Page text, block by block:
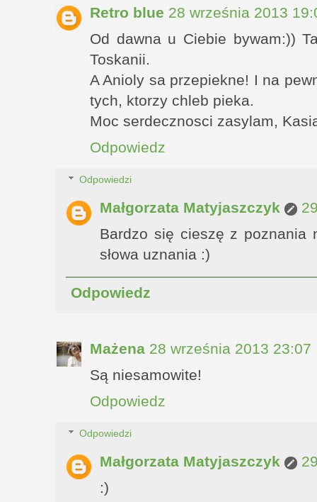
Retro blue 28 września 2013
Od dawna u Ciebie bywam:))
Toskanii.
A Anioly sa przepiekne! I na
tych, ktorzy chleb pieka.
Moc serdecznosci zasylam,
Odpowiedz
Odpowiedzi
Małgorzata Matyjaszczyk
Bardzo się cieszę z poznania
słowa uznania :)
Odpowiedz
Mażena 28 września 2013 23:07
Są niesamowite!
Odpowiedz
Odpowiedzi
Małgorzata Matyjaszczyk
:)